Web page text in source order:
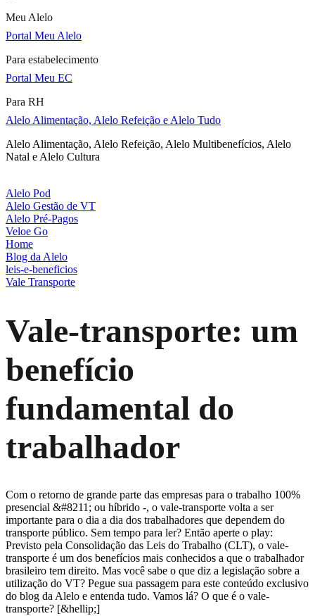
Meu Alelo
Portal Meu Alelo
Para estabelecimento
Portal Meu EC
Para RH
Alelo Alimentação, Alelo Refeição e Alelo Tudo
Alelo Alimentação, Alelo Refeição, Alelo Multibenefícios, Alelo
Natal e Alelo Cultura
Alelo Pod
Alelo Gestão de VT
Alelo Pré-Pagos
Veloe Go
Home
Blog da Alelo
leis-e-beneficios
Vale Transporte
Vale-transporte: um
benefício
fundamental do
trabalhador
Com o retorno de grande parte das empresas para o trabalho 100%
presencial &#8211; ou híbrido -, o vale-transporte volta a ser
importante para o dia a dia dos trabalhadores que dependem do
transporte público. Sem tempo para ler? Então aperte o play:
Previsto pela Consolidação das Leis do Trabalho (CLT), o vale-
transporte é um dos benefícios mais conhecidos a que o trabalhador
brasileiro tem direito. Mas você sabe o que diz a legislação sobre a
utilização do VT? Pegue sua passagem para este conteúdo exclusivo
do blog da Alelo e entenda tudo. Vamos lá? O que é o vale-
transporte? [&hellip;]